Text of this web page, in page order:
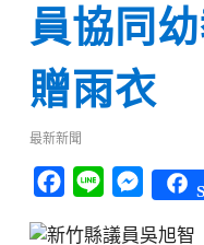
員協同
贈雨衣
最新新聞
Facebook
Line